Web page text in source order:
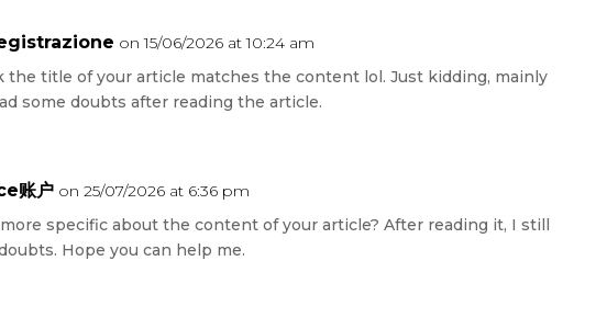
on 15/06/2026 at 10:24 am
the title of your article matches the content lol. Just kidding, mainly
some doubts after reading the article.
账户 on 25/07/2026 at 6:36 pm
specific about the content of your article? After reading it, I still
Hope you can help me.